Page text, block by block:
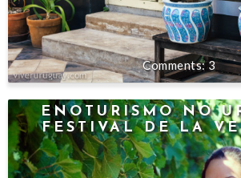
3
ENOTURISMO NO
FESTIVAL DE LA